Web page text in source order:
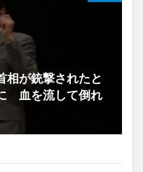
相が銃撃されたと
血を流して倒れ